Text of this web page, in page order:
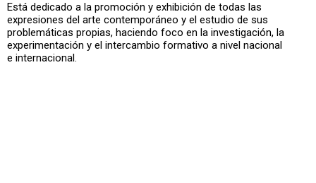
Está dedicado a la promoción y exhibición de todas las
expresiones del arte contemporáneo y el estudio de sus
problemáticas propias, haciendo foco en la investigación, la
experimentación y el intercambio formativo a nivel nacional
e internacional.